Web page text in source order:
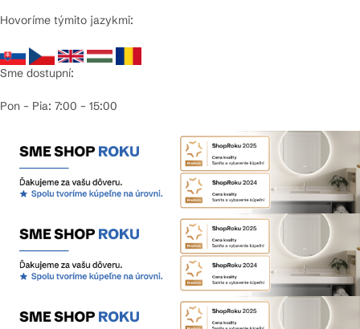
Hovoríme týmito jazykmi:
Sme dostupní:
Pon – Pia: 7:00 – 15:00